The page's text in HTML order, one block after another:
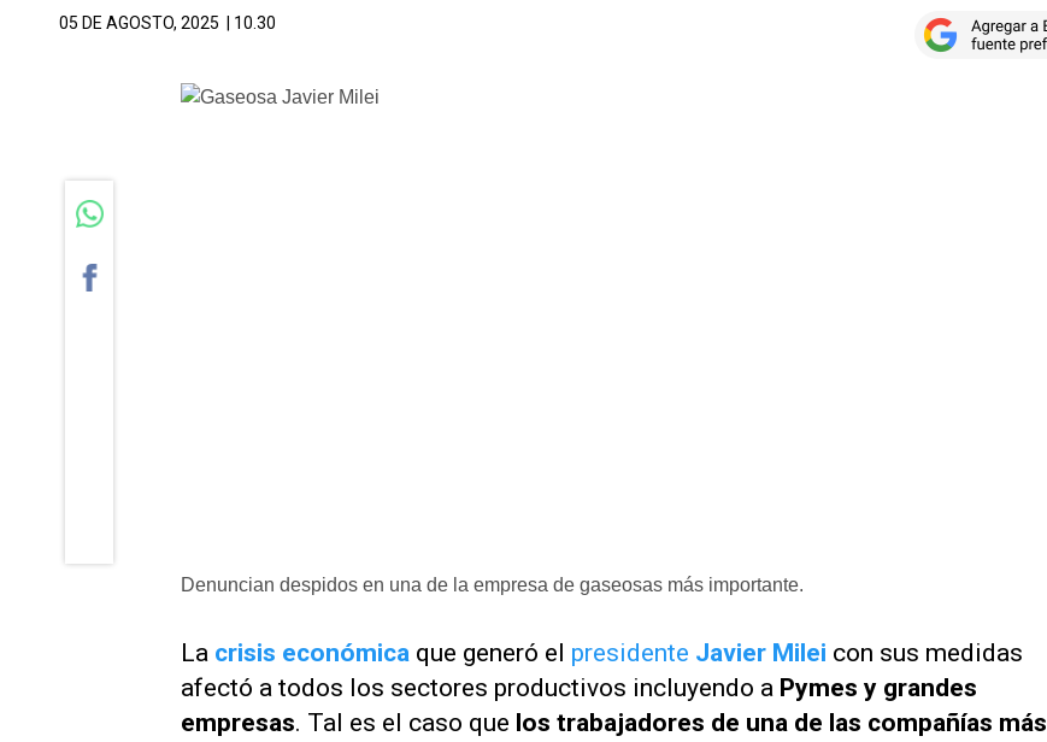
05 DE AGOSTO, 2025 | 10.30
Denuncian despidos en una de la empresa de gaseosas más importante.
La crisis económica que generó el presidente Javier Milei con sus medidas
afectó a todos los sectores productivos incluyendo a Pymes y grandes
empresas. Tal es el caso que los trabajadores de una de las compañías más